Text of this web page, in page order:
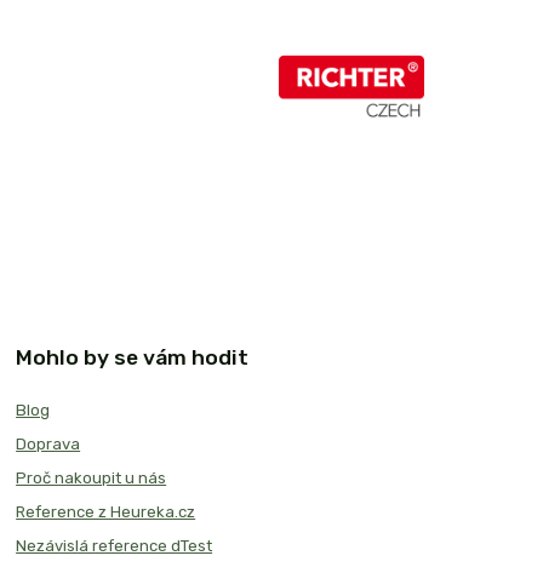
Mohlo by se vám hodit
Blog
Doprava
Proč nakoupit u nás
Reference z Heureka.cz
Nezávislá reference dTest